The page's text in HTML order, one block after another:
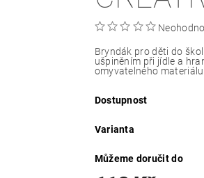
Bryndák pro děti do
ušpiněním při jídle a
omyvatelného materiálu.
Dostupnost
Varianta
Můžeme doručit do